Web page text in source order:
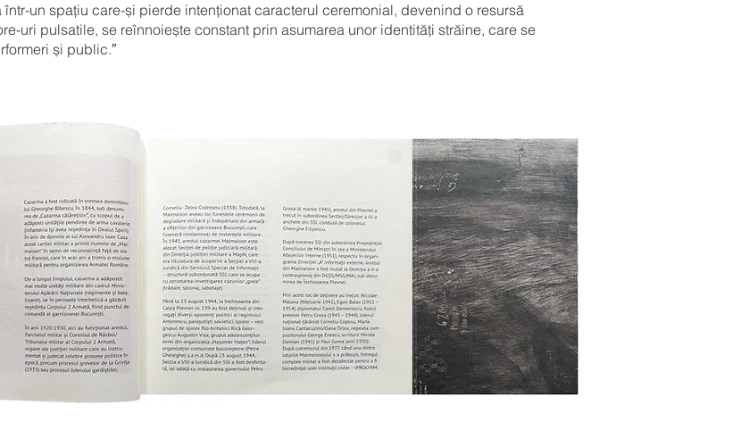
un spațiu care-și pierde intenționat caracterul ceremonial, devenind o resursă
uri pulsatile, se reînnoiește constant prin asumarea unor identități străine, care se
și public.″